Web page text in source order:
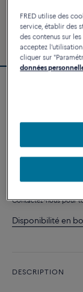
Contactez-nous pour
Disponibilité en
DESCRIPTION
FRED utilise des
service, établir des
des contenus sur
acceptez
cliquer sur
données